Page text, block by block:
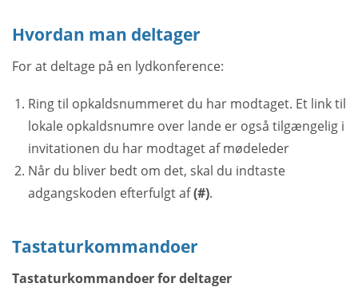
Hvordan man deltager
For at deltage på en lydkonference:
Ring til opkaldsnummeret du har modtaget. Et link til
lokale opkaldsnumre over lande er også tilgængelig i
invitationen du har modtaget af mødeleder
Når du bliver bedt om det, skal du indtaste
adgangskoden efterfulgt af(#).
Tastaturkommandoer
Tastaturkommandoer for deltager